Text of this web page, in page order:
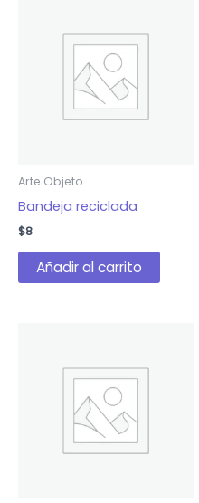
Arte Objeto
Bandeja reciclada
$8
Añadir al carrito